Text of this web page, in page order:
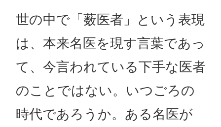
世の中で「薮医者」という表現
は、本来名医を現す言葉であっ
て、今言われている下手な医者
のことではない。いつごろの
時代であろうか。ある名医が